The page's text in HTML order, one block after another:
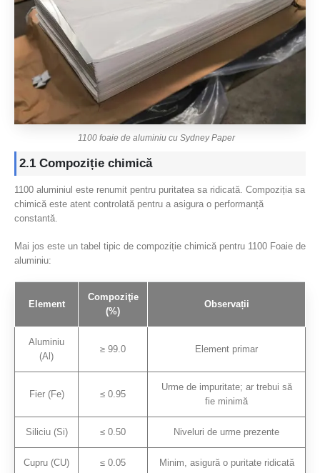
1100 foaie de aluminiu cu Sydney Paper
2.1 Compoziție chimică
1100 aluminiul este renumit pentru puritatea sa ridicată. Compoziția sa
chimică este atent controlată pentru a asigura o performanță
constantă.
Mai jos este un tabel tipic de compoziție chimică pentru 1100 Foaie de
aluminiu:
Element
Compoziţie
(%)
Observații
Aluminiu
(Al)
≥ 99.0 Element primar
Fier (Fe) ≤ 0.95
Urme de impuritate; ar trebui să
fie minimă
Siliciu (Si) ≤ 0.50 Niveluri de urme prezente
Cupru (CU) ≤ 0.05 Minim, asigură o puritate ridicată